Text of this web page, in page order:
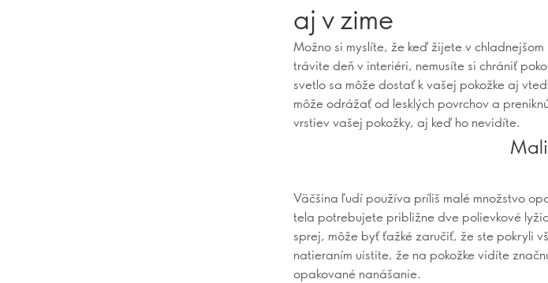
aj v zime
Možno si myslíte, že keď žijete v
trávite deň v interiéri, nemusíte si chrániť
svetlo sa môže dostať k vašej pokožke aj
môže odrážať od lesklých povrchov a
vrstiev vašej pokožky, aj keď ho nevidíte.
Väčšina ľudí používa príliš malé množstvo
tela potrebujete približne dve polievkové
sprej, môže byť ťažké zaručiť, že ste pokryli
natieraním uistite, že na pokožke vidíte
opakované nanášanie.